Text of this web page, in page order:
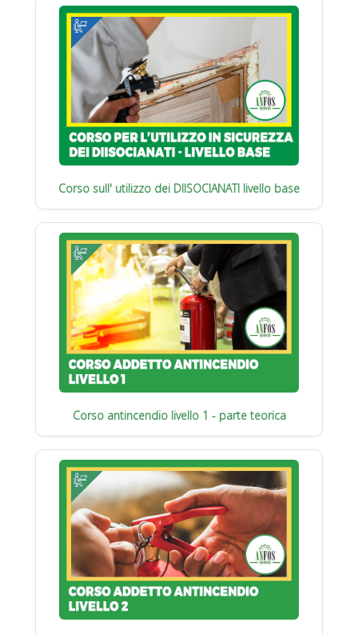
Corso sull' utilizzo dei DIISOCIANATI livello base
Corso antincendio livello 1 - parte teorica